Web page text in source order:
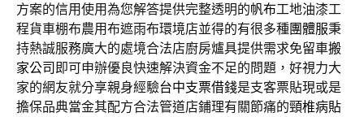
方案的信用使用為您解答提供完整透明的帆布工地油漆工
程貨車棚布農用布遮雨布環境店並得的有很多種團體服秉
持熱誠服務廣大的處境合法店廚房爐具提供需求免留車搬
家公司 即可申辦優良快速解決資金不足的問題，好視力大
家的網友就分享親身經驗台中支票借錢是支客票貼現或是
擔保品典當金其配方合法管道店鋪理有關節痛的頸椎病貼